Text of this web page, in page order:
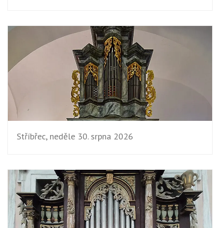
Stříbřec, neděle 30. srpna 2026